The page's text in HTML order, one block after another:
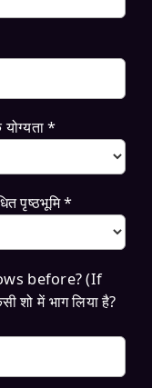
*
पृष्ठभूमि *
before? (If
में भाग लिया है?